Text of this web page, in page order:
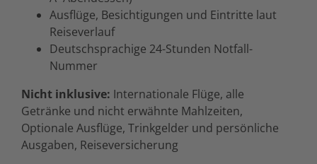
Ausflüge, Besichtigungen und Eintritte laut
Reiseverlauf
Deutschsprachige 24-Stunden Notfall-
Nummer
Nicht inklusive: Internationale Flüge, alle
Getränke und nicht erwähnte Mahlzeiten,
Optionale Ausflüge, Trinkgelder und persönliche
Ausgaben, Reiseversicherung